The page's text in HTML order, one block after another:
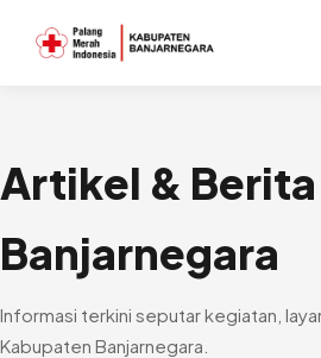
Artikel & Berita
Banjarnegara
Informasi terkini seputar kegiatan,
Kabupaten Banjarnegara.